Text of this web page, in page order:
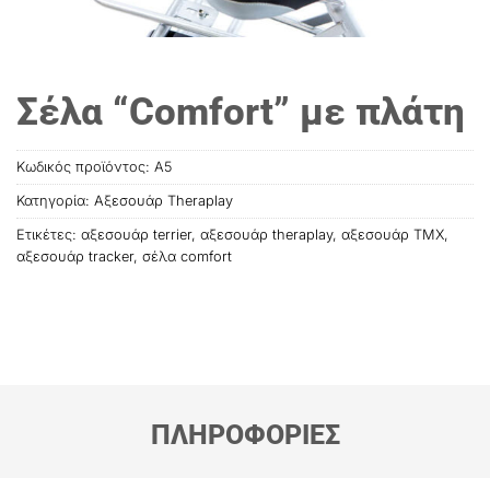
Σέλα “Comfort” με πλάτη
Κωδικός προϊόντος: A5
Κατηγορία: Αξεσουάρ Theraplay
Ετικέτες: αξεσουάρ terrier, αξεσουάρ theraplay, αξεσουάρ TMX,
αξεσουάρ tracker, σέλα comfort
ΠΛΗΡΟΦΟΡΙΕΣ